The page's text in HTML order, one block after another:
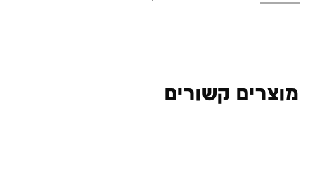
מוצרים קשורים